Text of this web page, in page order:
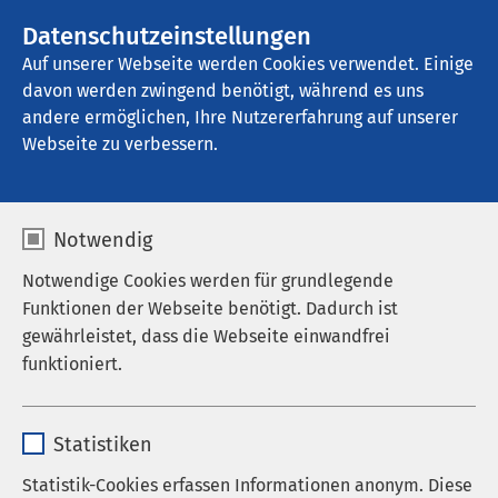
Datenschutzeinstellungen
Auf unserer Webseite werden Cookies verwendet. Einige
davon werden zwingend benötigt, während es uns
andere ermöglichen, Ihre Nutzererfahrung auf unserer
Webseite zu verbessern.
Notwendig
Notwendige Cookies werden für grundlegende
Funktionen der Webseite benötigt. Dadurch ist
gewährleistet, dass die Webseite einwandfrei
funktioniert.
Anbieter sgalinski
Statistiken
Statistik-Cookies erfassen Informationen anonym. Diese
AMEOS Klinikum Schönebeck